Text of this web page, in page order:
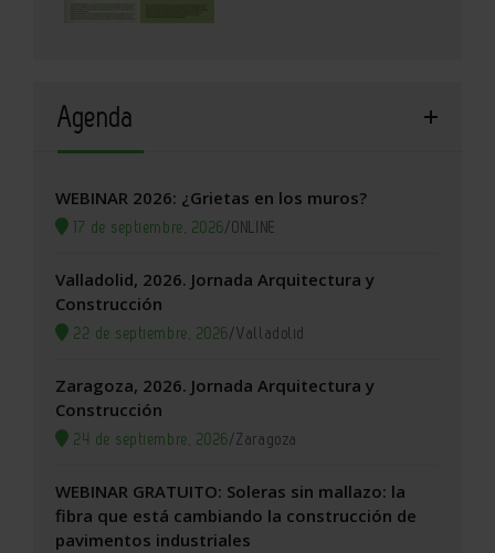
Agenda
WEBINAR 2026: ¿Grietas en los muros?
17 de septiembre, 2026/ONLINE
Valladolid, 2026. Jornada Arquitectura y
Construcción
22 de septiembre, 2026/Valladolid
Zaragoza, 2026. Jornada Arquitectura y
Construcción
24 de septiembre, 2026/Zaragoza
WEBINAR GRATUITO: Soleras sin mallazo: la
fibra que está cambiando la construcción de
pavimentos industriales